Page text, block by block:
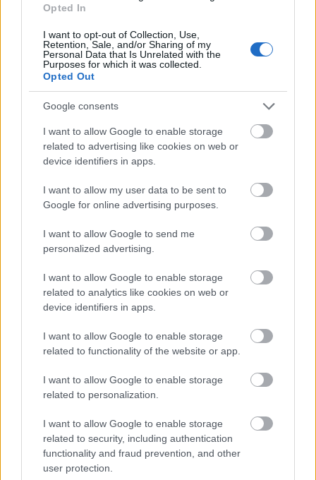
Opted In
I want to opt-out of Collection, Use,
Retention, Sale, and/or Sharing of my
Personal Data that Is Unrelated with the
Purposes for which it was collected.
Opted Out
Google consents
I want to allow Google to enable storage
related to advertising like cookies on web or
device identifiers in apps.
I want to allow my user data to be sent to
Google for online advertising purposes.
I want to allow Google to send me
personalized advertising.
I want to allow Google to enable storage
related to analytics like cookies on web or
device identifiers in apps.
I want to allow Google to enable storage
related to functionality of the website or app.
I want to allow Google to enable storage
related to personalization.
I want to allow Google to enable storage
related to security, including authentication
functionality and fraud prevention, and other
user protection.
látott. Lehetséges az általános, egységes
értelmezés, még az egyes történetek és a
történelmi háttér is összerakható; mégis
barokkosan túlburjánzik az élmény a
jellemek és életutak fordulataival, a nyelv
Ilyen eklektikus jellem Bradshaw özvegye is
(Spolarics Andrea), aki a jó és a rossz
elkülöníthetőségének megkérdőjelezőjeként
látszólag mindent megtagadva szerzi vissza a
királygyilkosság miatt kivégzett férje
testének darabjait, miközben egy királypártit
(Kardos Róbert), akit a királyellenes
összeesküvők ellen elkövetett merénylete
hatalom, férjeként és születendő gyermeke
apjaként visz haza.
Én a magam részéről ezt a női jellemet, az
általa az életre és újrakezdésre, küzdésre
mondott igent viszem magammal; a nőiség
Spolarics által megmutatott
kaleidoszkópszerűségét, akinek ellenpólusa
kemény hangú ágyasa, aki a koldusoknak
saját lelki nyomorán példázza: nem minden a
pénz.